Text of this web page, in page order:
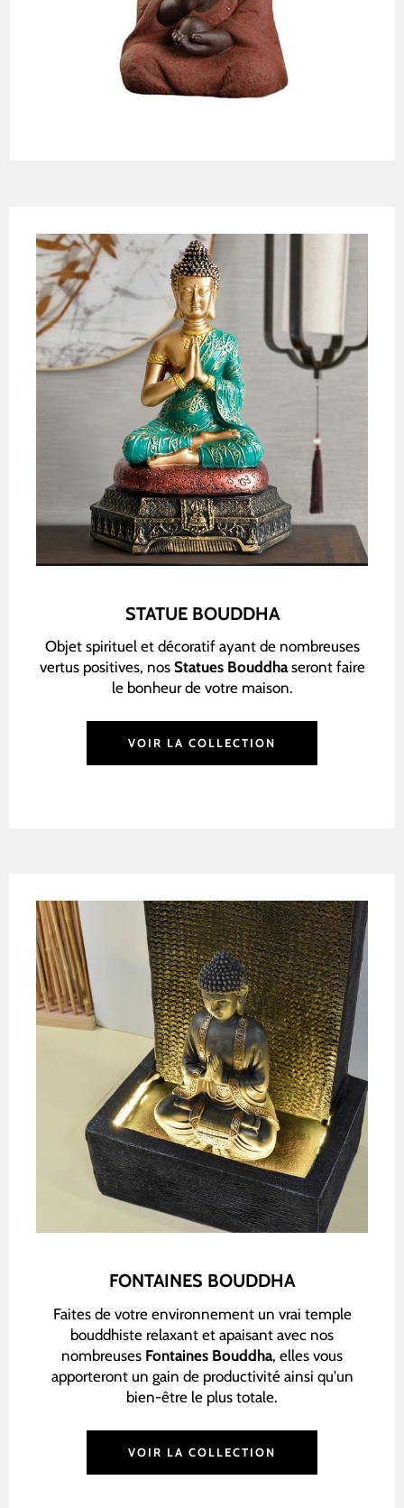
STATUE BOUDDHA
Objet spirituel et décoratif ayant de nombreuses
vertus positives, nos Statues Bouddhaseront faire
le bonheur de votre maison.
VOIR LA COLLECTION
FONTAINES BOUDDHA
Faites de votre environnement un vrai temple
bouddhiste relaxant et apaisant avec nos
nombreuses Fontaines Bouddha, elles vous
apporteront un gain de productivité ainsi qu'un
bien-être le plus totale.
VOIR LA COLLECTION